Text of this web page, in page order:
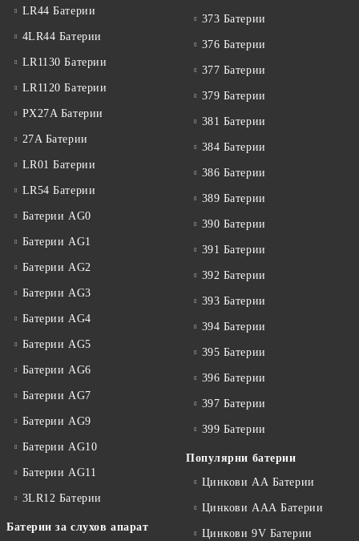
LR44 Батерии
4LR44 Батерии
LR1130 Батерии
LR1120 Батерии
PX27A Батерии
27A Батерии
LR01 Батерии
LR54 Батерии
Батерии AG0
Батерии AG1
Батерии AG2
Батерии AG3
Батерии AG4
Батерии AG5
Батерии AG6
Батерии AG7
Батерии AG9
Батерии AG10
Батерии AG11
3LR12 Батерии
Батерии за слухов апарат
373 Батерии
376 Батерии
377 Батерии
379 Батерии
381 Батерии
384 Батерии
386 Батерии
389 Батерии
390 Батерии
391 Батерии
392 Батерии
393 Батерии
394 Батерии
395 Батерии
396 Батерии
397 Батерии
399 Батерии
Популярни батерии
Цинкови АА Батерии
Цинкови ААА Батерии
Цинкови 9V Батерии